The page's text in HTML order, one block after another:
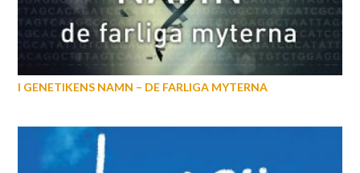
I GENETIKENS NAMN – DE FARLIGA MYTERNA